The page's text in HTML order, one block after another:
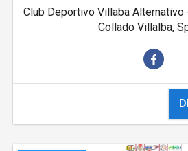
Collado Villalba,